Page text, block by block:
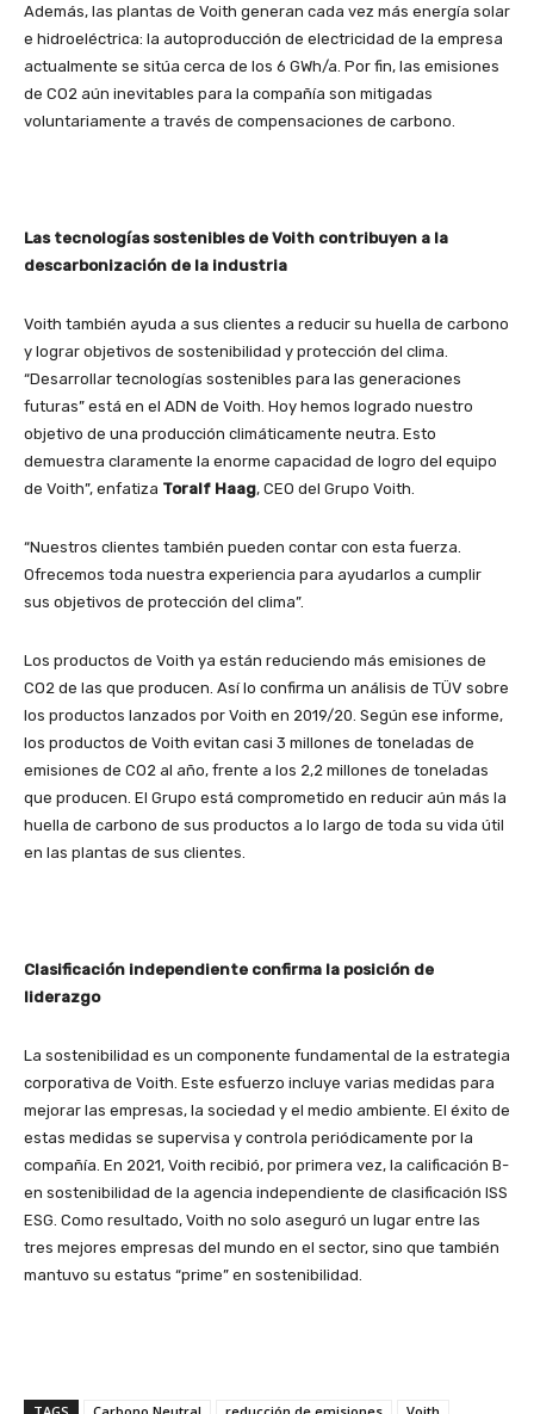
Además, las plantas de Voith generan cada vez más energía solar
e hidroeléctrica: la autoproducción de electricidad de la empresa
actualmente se sitúa cerca de los 6 GWh/a. Por fin, las emisiones
de CO2 aún inevitables para la compañía son mitigadas
voluntariamente a través de compensaciones de carbono.
Las tecnologías sostenibles de Voith contribuyen a la
descarbonización de la industria
Voith también ayuda a sus clientes a reducir su huella de carbono
y lograr objetivos de sostenibilidad y protección del clima.
“Desarrollar tecnologías sostenibles para las generaciones
futuras” está en el ADN de Voith. Hoy hemos logrado nuestro
objetivo de una producción climáticamente neutra. Esto
demuestra claramente la enorme capacidad de logro del equipo
de Voith”, enfatiza Toralf Haag, CEO del Grupo Voith.
“Nuestros clientes también pueden contar con esta fuerza.
Ofrecemos toda nuestra experiencia para ayudarlos a cumplir
sus objetivos de protección del clima”.
Los productos de Voith ya están reduciendo más emisiones de
CO2 de las que producen. Así lo confirma un análisis de TÜV sobre
los productos lanzados por Voith en 2019/20. Según ese informe,
los productos de Voith evitan casi 3 millones de toneladas de
emisiones de CO2 al año, frente a los 2,2 millones de toneladas
que producen. El Grupo está comprometido en reducir aún más la
huella de carbono de sus productos a lo largo de toda su vida útil
en las plantas de sus clientes.
Clasificación independiente confirma la posición de
liderazgo
La sostenibilidad es un componente fundamental de la estrategia
corporativa de Voith. Este esfuerzo incluye varias medidas para
mejorar las empresas, la sociedad y el medio ambiente. El éxito de
estas medidas se supervisa y controla periódicamente por la
compañía. En 2021, Voith recibió, por primera vez, la calificación B-
en sostenibilidad de la agencia independiente de clasificación ISS
ESG. Como resultado, Voith no solo aseguró un lugar entre las
tres mejores empresas del mundo en el sector, sino que también
mantuvo su estatus “prime” en sostenibilidad.